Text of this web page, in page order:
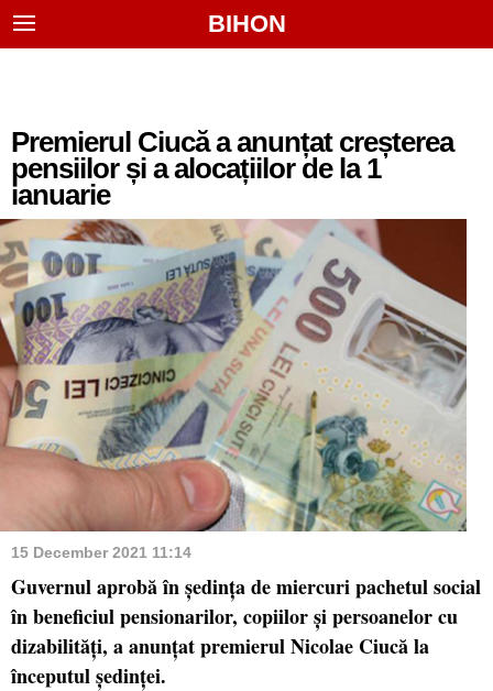
BIHON
Premierul Ciucă a anunțat creșterea
pensiilor și a alocațiilor de la 1
ianuarie
15 December 2021 11:14
Guvernul aprobă în ședința de miercuri pachetul social
în beneficiul pensionarilor, copiilor și persoanelor cu
dizabilități, a anunțat premierul Nicolae Ciucă la
începutul ședinței.